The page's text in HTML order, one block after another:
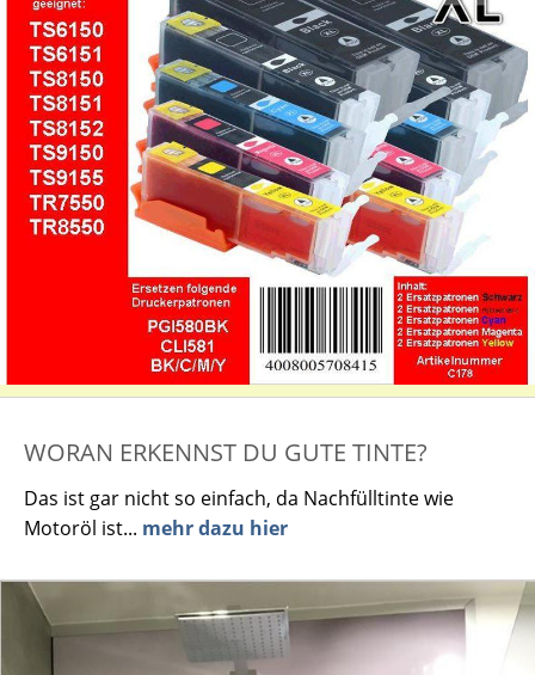
WORAN ERKENNST DU GUTE TINTE?
Das ist gar nicht so einfach, da Nachfülltinte wie
Motoröl ist... mehr dazu hier